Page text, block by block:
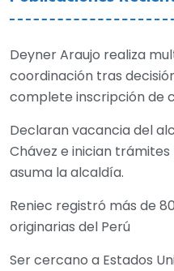
Deyner Araujo realiza
coordinación tras
complete inscripción de
Declaran vacancia del
Chávez e inician
asuma la alcaldía.
Reniec registró más de
originarias del Perú
Ser cercano a Estados